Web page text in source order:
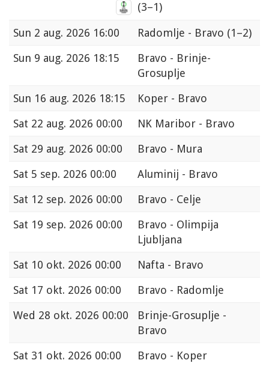
(3–1)
Sun 2 aug. 2026 16:00 Radomlje - Bravo (1–2)
Sun 9 aug. 2026 18:15
Bravo - Brinje-
Grosuplje
Sun 16 aug. 2026 18:15
Koper - Bravo
Sat 22 aug. 2026 00:00
NK Maribor - Bravo
Sat 29 aug. 2026 00:00
Bravo - Mura
Sat 5 sep. 2026 00:00
Aluminij - Bravo
Sat 12 sep. 2026 00:00
Bravo - Celje
Sat 19 sep. 2026 00:00
Bravo - Olimpija
Ljubljana
Sat 10 okt. 2026 00:00
Nafta - Bravo
Sat 17 okt. 2026 00:00
Bravo - Radomlje
Wed 28 okt. 2026 00:00
Brinje-Grosuplje -
Bravo
Sat 31 okt. 2026 00:00 Bravo - Koper